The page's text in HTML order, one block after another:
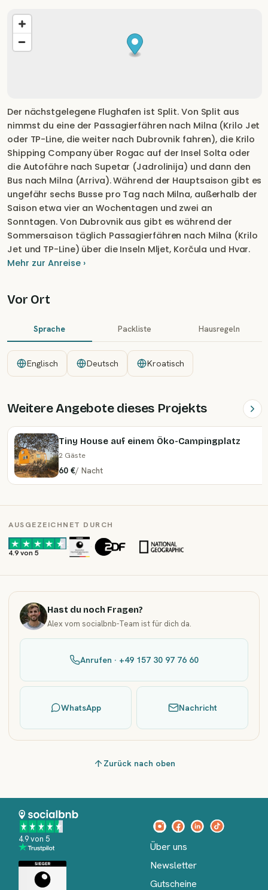
Der nächstgelegene Flughafen ist Split. Von Split aus
nimmst du eine der Passagierfähren nach Milna (Krilo Jet
oder TP-Line, die weiter nach Dubrovnik fahren), die Krilo
Shipping Company über Rogac auf der Insel Solta oder
die Autofähre nach Supetar (Jadrolinija) und dann den
Bus nach Milna (Arriva). Während der Hauptsaison gibt es
ungefähr sechs Busse pro Tag nach Milna, außerhalb der
Saison etwa vier an Wochentagen und zwei an
Sonntagen. Von Dubrovnik aus gibt es während der
Sommersaison täglich Passagierfähren nach Milna (Krilo
Jet und TP-Line) über die Inseln Mljet, Korčula und Hvar.
Mehr zur Anreise ›
Vor Ort
Sprache Packliste Hausregeln
Englisch Deutsch Kroatisch
Weitere Angebote dieses Projekts
Tiny House auf einem Öko-Campingplatz
2 Gäste
60 €/ Nacht
AUSGEZEICHNET DURCH
4.9 von 5
· ·
Hast du noch Fragen?
Alex vom socialbnb-Team ist für dich da.
Anrufen · +49 157 30 97 76 60
WhatsApp Nachricht
Zurück nach oben
4.9 von 5
Über uns
Newsletter
Gutscheine